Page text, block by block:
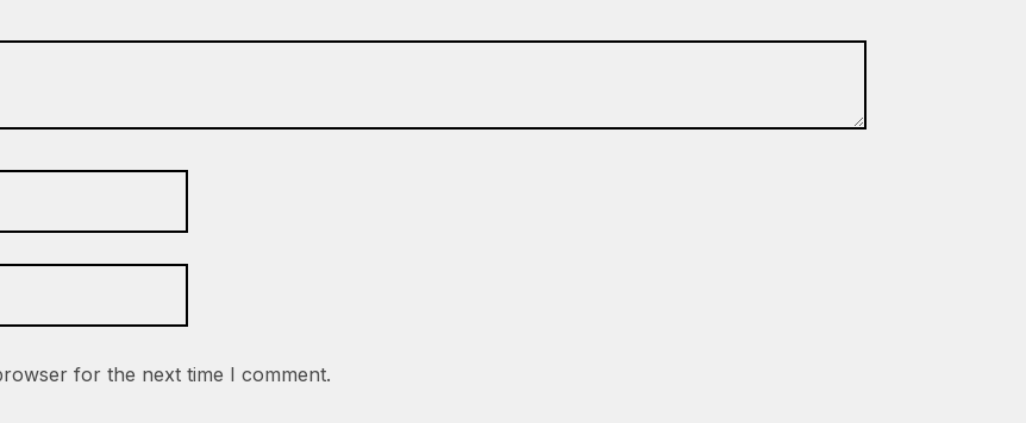
for the next time I comment.